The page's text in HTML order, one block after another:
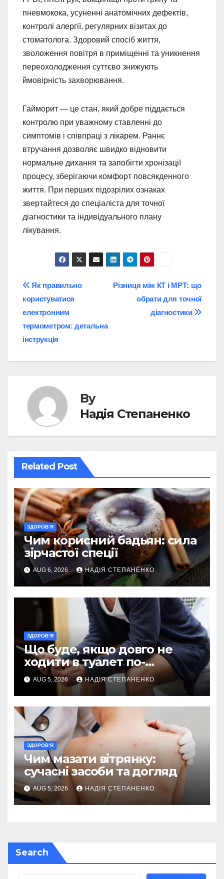
пневмокока, усуненні анатомічних дефектів,
контролі алергії, регулярних візитах до
стоматолога. Здоровий спосіб життя,
зволоження повітря в приміщенні та уникнення
переохолодження суттєво знижують
ймовірність захворювання.
Гайморит — це стан, який добре піддається
контролю при уважному ставленні до
симптомів і співпраці з лікарем. Раннє
втручання дозволяє швидко відновити
нормальне дихання та запобігти хронізації
процесу, зберігаючи комфорт повсякденного
життя. При перших підозрілих ознаках
звертайтеся до спеціаліста для точної
діагностики та індивідуального плану
лікування.
Post
navigation
Різниця між КТ і МРТ: що
обрати для точної
діагностики
Як правильно
користуватися
електронним
термометром: детальна
інструкція
By
Надія Степаненко
Related Post
ЗДОРОВ’Я
Чим корисний бадьян: сила
зірчастої спеції
AUG 6, 2026 НАДІЯ СТЕПАНЕНКО
ЗДОРОВ’Я
Що буде, якщо довго не
ходити в туалет по-
великому
AUG 5, 2026 НАДІЯ СТЕПАНЕНКО
ЗДОРОВ’Я
Чим мазати вітрянку:
сучасні засоби та догляд
AUG 5, 2026 НАДІЯ СТЕПАНЕНКО
Search